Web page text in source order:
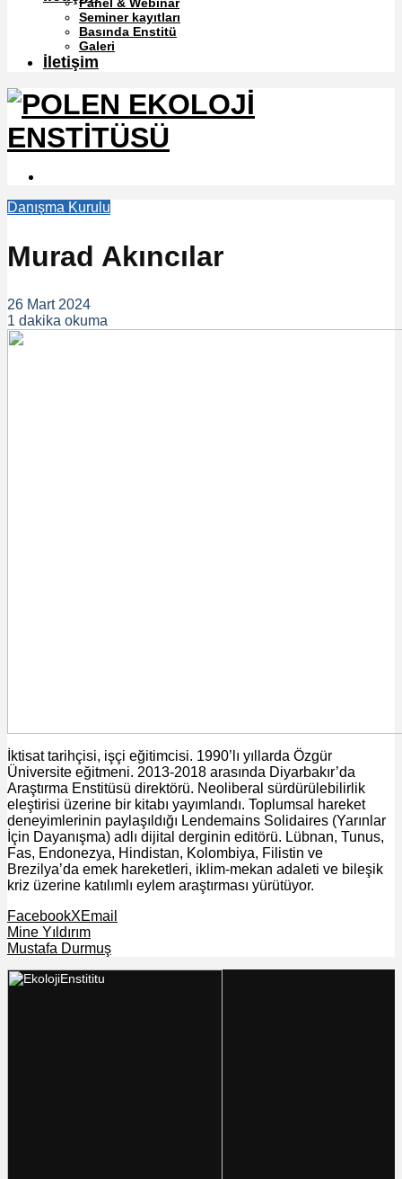
Seminer kayıtları
Basında Enstitü
Galeri
İletişim
Danışma Kurulu
Murad Akıncılar
26 Mart 2024
1 dakika okuma
İktisat tarihçisi, işçi eğitimcisi. 1990’lı yıllarda Özgür
Üniversite eğitmeni. 2013-2018 arasında Diyarbakır’da
Araştırma Enstitüsü direktörü. Neoliberal sürdürülebilirlik
eleştirisi üzerine bir kitabı yayımlandı. Toplumsal hareket
deneyimlerinin paylaşıldığı Lendemains Solidaires (Yarınlar
İçin Dayanışma) adlı dijital derginin editörü. Lübnan, Tunus,
Fas, Endonezya, Hindistan, Kolombiya, Filistin ve
Brezilya’da emek hareketleri, iklim-mekan adaleti ve bileşik
kriz üzerine katılımlı eylem araştırması yürütüyor.
FacebookXEmail
Mine Yıldırım
Mustafa Durmuş